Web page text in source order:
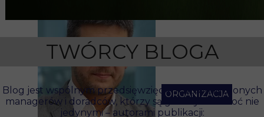
TWÓRCY BLOGA
Blog jest wspólnym przedsięwzięciem doświadczonych
managerów i doradców, którzy są głównymi – choć nie
jedynymi – autorami publikacji:
ORGANIZACJA